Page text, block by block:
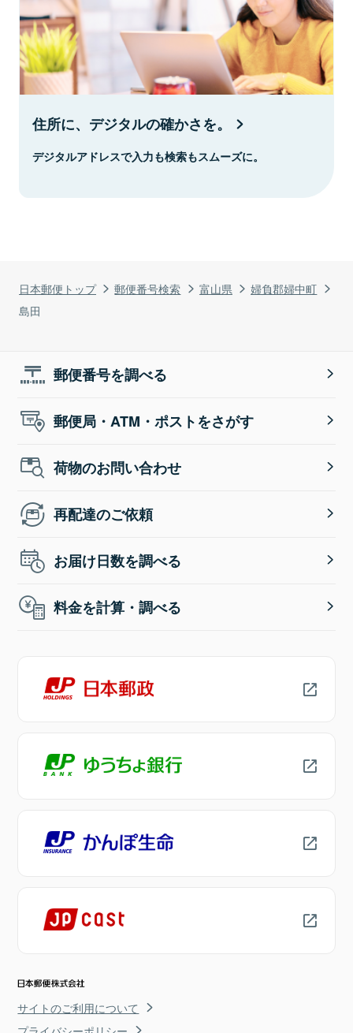
日本郵便トップ 郵便番号検索 富山県
婦負郡婦中町
島田
住所に、デジタルの確かさを。
デジタルアドレスで入力も検索もスムーズに。
郵便番号を調べる
郵便局・ATM・ポストをさがす
荷物のお問い合わせ
再配達のご依頼
お届け日数を調べる
料金を計算・調べる
サイトのご利用について